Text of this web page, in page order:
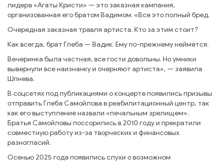
лидера «Агаты Кристи» — это заказная кампания,
организованная его братом Вадимом. «Все это полный бред.
Очередная заказная травля артиста. Кто за этим стоит?
Как всегда, брат Глеба — Вадик. Ему по-прежнему неймётся.
Вечеринка была частная, все гости довольны. Но умники
вывернули все наизнанку и очерняют артиста», — заявила
Шпнева.
В соцсетях под публикациями о концерте появились призывы
отправить Глеба Самойлова в реабилитационный центр, так
как его выступление назвали «печальным зрелищем».
Братья Самойловы поссорились в 2010 году и прекратили
совместную работу из-за творческих и финансовых
разногласий.
Осенью 2025 года появились слухи о возможном